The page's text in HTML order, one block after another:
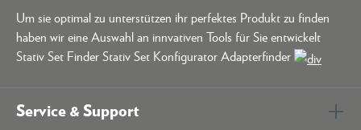
Um sie optimal zu unterstützen ihr perfektes Produkt zu finden
haben wir eine Auswahl an innvativen Tools für Sie entwickelt
Stativ Set Finder Stativ Set Konfigurator Adapterfinder
Service & Support